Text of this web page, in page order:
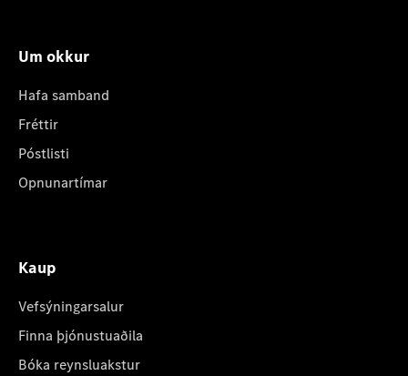
Um okkur
Hafa samband
Fréttir
Póstlisti
Opnunartímar
Kaup
Vefsýningarsalur
Finna þjónustuaðila
Bóka reynsluakstur